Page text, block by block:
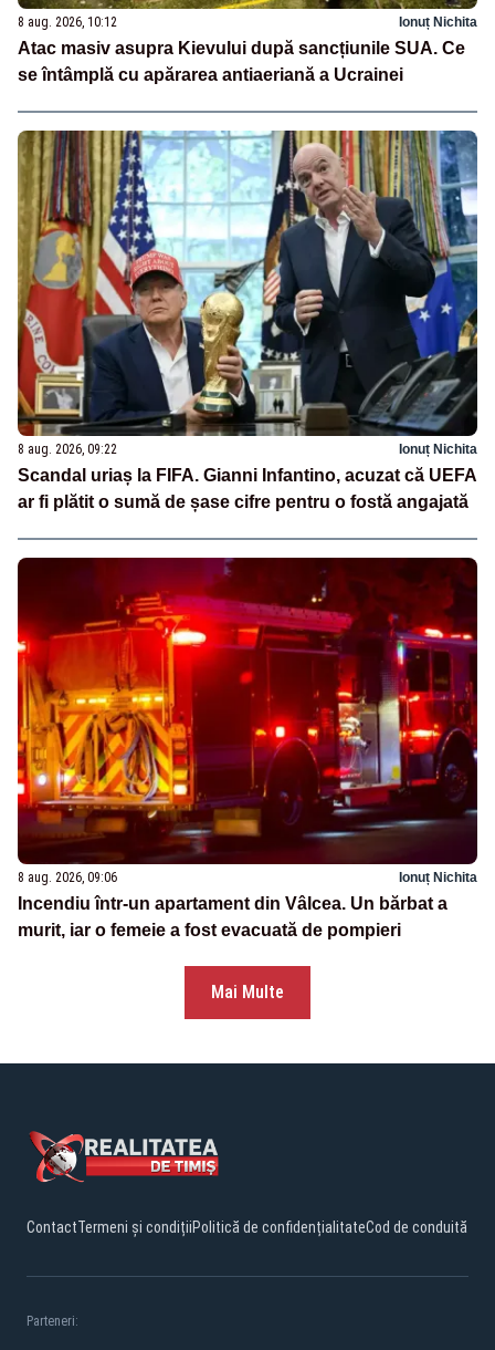
8 aug. 2026, 10:12 Ionuț Nichita
Atac masiv asupra Kievului după sancțiunile SUA. Ce
se întâmplă cu apărarea antiaeriană a Ucrainei
8 aug. 2026, 09:22 Ionuț Nichita
Scandal uriaș la FIFA. Gianni Infantino, acuzat că UEFA
ar fi plătit o sumă de șase cifre pentru o fostă angajată
8 aug. 2026, 09:06 Ionuț Nichita
Incendiu într-un apartament din Vâlcea. Un bărbat a
murit, iar o femeie a fost evacuată de pompieri
Mai Multe
ContactTermeni și condițiiPolitică de confidențialitateCod de conduită
Parteneri: